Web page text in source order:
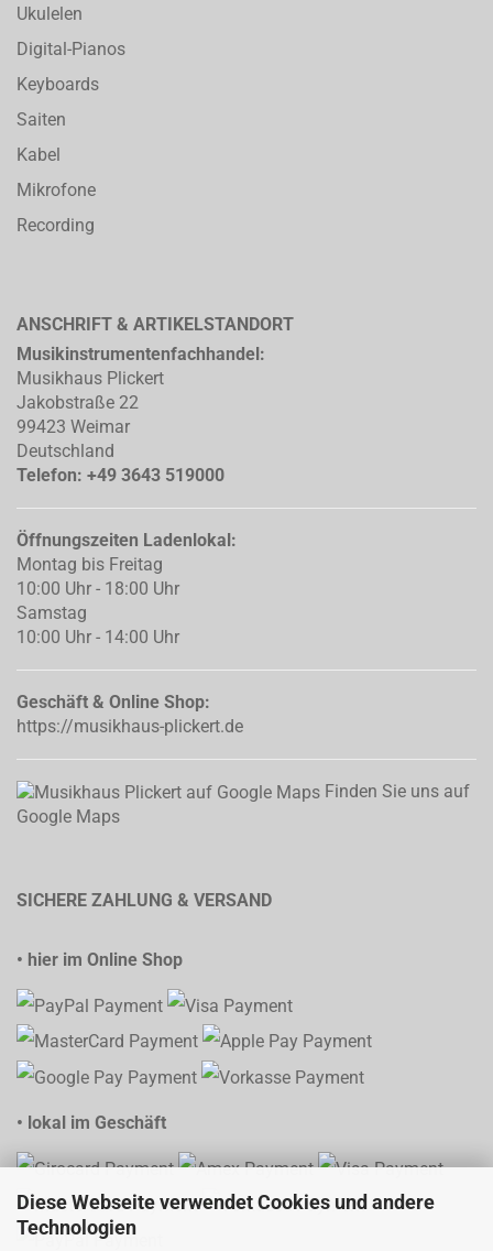
Diese Webseite verwendet Cookies und andere
Technologien
Ukulelen
Digital-Pianos
Keyboards
Saiten
Kabel
Mikrofone
Recording
ANSCHRIFT & ARTIKELSTANDORT
Musikinstrumentenfachhandel:
Musikhaus Plickert
Jakobstraße 22
99423 Weimar
Deutschland
Telefon: +49 3643 519000
Öffnungszeiten Ladenlokal:
Montag bis Freitag
10:00 Uhr - 18:00 Uhr
Samstag
10:00 Uhr - 14:00 Uhr
Geschäft & Online Shop:
https://musikhaus-plickert.de
Finden Sie uns auf
Google Maps
SICHERE ZAHLUNG & VERSAND
• hier im Online Shop
• lokal im Geschäft